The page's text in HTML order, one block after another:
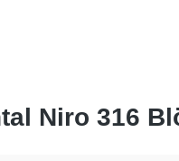
Niro 316